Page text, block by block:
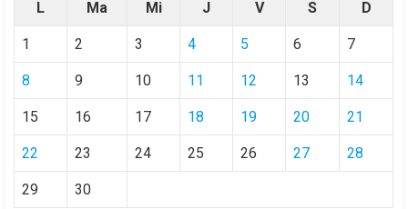
L Ma Mi J V S D
1 2 3 4 5 6 7
8 9 10 11 12 13 14
15 16 17 18 19 20 21
22 23 24 25 26 27 28
29 30